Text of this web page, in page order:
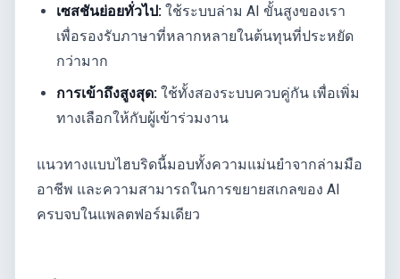
เซสชันย่อยทั่วไป: ใช้ระบบล่าม AI ขั้นสูงของเรา
เพื่อรองรับภาษาที่หลากหลายในต้นทุนที่ประหยัด
กว่ามาก
การเข้าถึงสูงสุด: ใช้ทั้งสองระบบควบคู่กัน เพื่อเพิ่ม
ทางเลือกให้กับผู้เข้าร่วมงาน
แนวทางแบบไฮบริดนี้มอบทั้งความแม่นยำจากล่ามมือ
อาชีพ และความสามารถในการขยายสเกลของ AI
ครบจบในแพลตฟอร์มเดียว